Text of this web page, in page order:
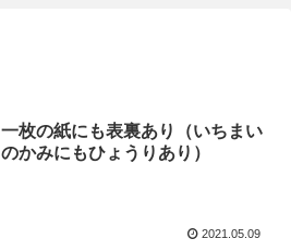
一枚の紙にも表裏あり（いちまい
のかみにもひょうりあり）
2021.05.09